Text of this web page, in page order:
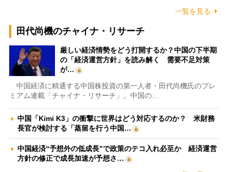
一覧を見る
田代尚機のチャイナ・リサーチ
厳しい経済情勢をどう打開するか？中国の下半期
の「経済運営方針」を読み解く 需要不足対策
が…
中国経済に精通する中国株投資の第一人者・田代尚機氏のプレ
ミアム連載「チャイナ・リサーチ」。中国の…
中国「Kimi K3」の衝撃に世界はどう対応するのか？ 米財務
長官が検討する「蒸留を行う中国…
中国経済“予想外の低成長”で政策のテコ入れ必至か 経済運営
方針の修正で成長加速が予想さ…